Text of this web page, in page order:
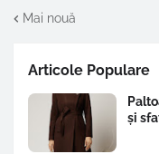
Mai nouă
Articole Populare
și